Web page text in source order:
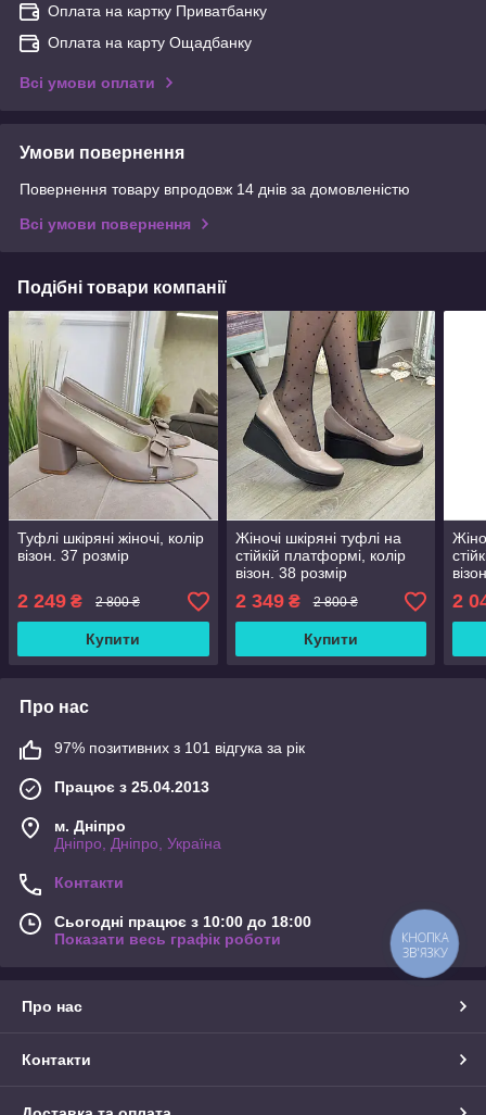
Оплата на картку Приватбанку
Оплата на карту Ощадбанку
Всі умови оплати
Умови повернення
Повернення товару впродовж 14 днів за домовленістю
Всі умови повернення
Подібні товари компанії
Туфлі шкіряні жіночі, колір
візон. 37 розмір
2 249 ₴ 2 800 ₴
Купити
Жіночі шкіряні туфлі на
стійкій платформі, колір
візон. 38 розмір
2 349₴ 2 800 ₴
Купити
2
Про нас
97% позитивних з 101 відгука за рік
Працює з 25.04.2013
м. Дніпро
Дніпро, Дніпро, Україна
Контакти
Сьогодні працює з 10:00 до 18:00
Показати весь графік роботи
Про нас
Контакти
КНОПКА
ЗВ'ЯЗКУ